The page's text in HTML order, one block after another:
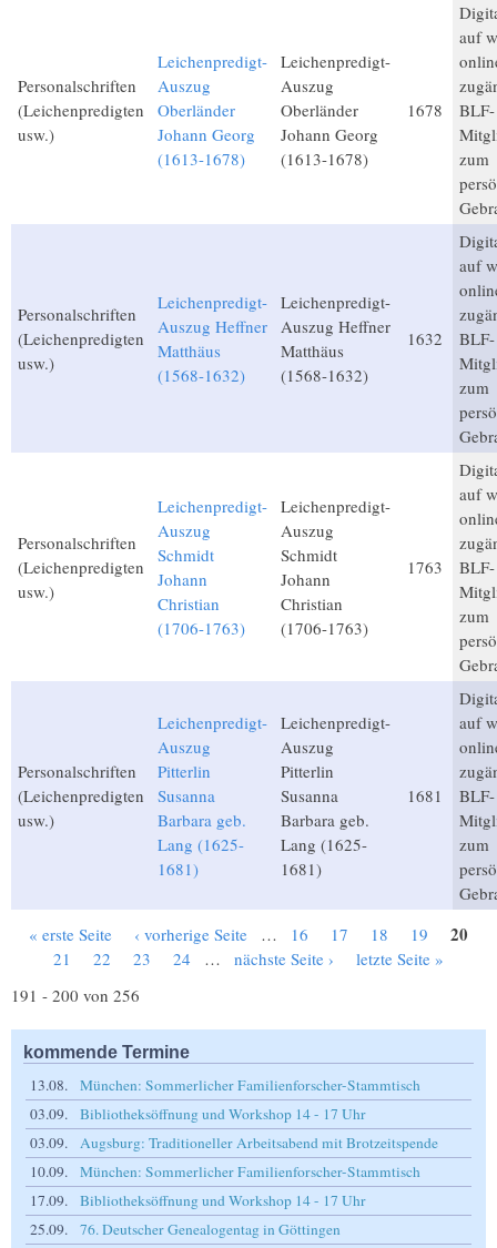
Personalschriften
(Leichenpredigten
usw.)
Leichenpredigt-
Auszug
Oberländer
Johann Georg
(1613-1678)
Leichenpredigt-
Auszug
Oberländer
Johann Georg
(1613-1678)
1678
auf
BLF-
zum
Personalschriften
(Leichenpredigten
usw.)
Leichenpredigt-
Auszug Heffner
Matthäus
(1568-1632)
Leichenpredigt-
Auszug Heffner
Matthäus
(1568-1632)
1632
auf
BLF-
zum
Personalschriften
(Leichenpredigten
usw.)
Leichenpredigt-
Auszug
Schmidt
Johann
Christian
(1706-1763)
Leichenpredigt-
Auszug
Schmidt
Johann
Christian
(1706-1763)
1763
auf
BLF-
zum
Personalschriften
(Leichenpredigten
usw.)
Leichenpredigt-
Auszug
Pitterlin
Susanna
Barbara geb.
Lang (1625-
1681)
Leichenpredigt-
Auszug
Pitterlin
Susanna
Barbara geb.
Lang (1625-
1681)
1681
auf
BLF-
zum
Seiten
« erste Seite ‹ vorherige Seite … 16 17 18 19 20
21 22 23 24 … nächste Seite ›
letzte Seite »
191 - 200 von 256
kommende Termine
13.08.
München: Sommerlicher Familienforscher-Stammtisch
03.09.
Bibliotheksöffnung und Workshop 14 - 17 Uhr
03.09.
Augsburg: Traditioneller Arbeitsabend mit Brotzeitspende
10.09.
München: Sommerlicher Familienforscher-Stammtisch
17.09.
Bibliotheksöffnung und Workshop 14 - 17 Uhr
25.09.
76. Deutscher Genealogentag in Göttingen